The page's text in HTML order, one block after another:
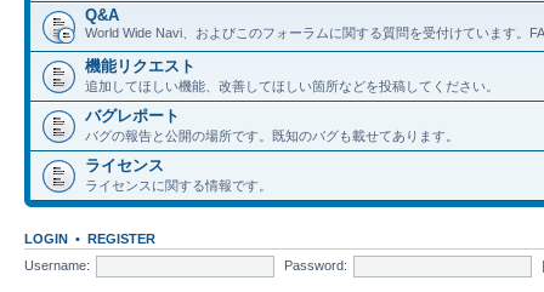
Q&A
World Wide Navi、およびこのフォーラムに関する質問を受付けています。
機能リクエスト
追加してほしい機能、改善してほしい箇所などを投稿してください。
バグレポート
バグの報告と公開の場所です。既知のバグも載せてあります。
ライセンス
ライセンスに関する情報です。
LOGIN • REGISTER
Username:
Password: